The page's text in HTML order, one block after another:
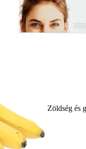
Zöldség és